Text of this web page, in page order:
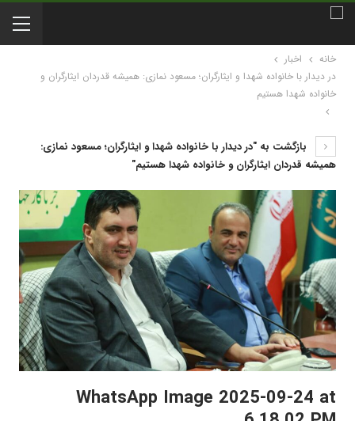
خانه
اخبار
در دیدار با خانواده شهدا و ایثارگران؛ مسعود نمازی: همیشه قدردان ایثارگران و
خانواده شهدا هستیم
بازگشت به "در دیدار با خانواده شهدا و ایثارگران؛ مسعود نمازی:
همیشه قدردان ایثارگران و خانواده شهدا هستیم"
WhatsApp Image 2025-09-24 at